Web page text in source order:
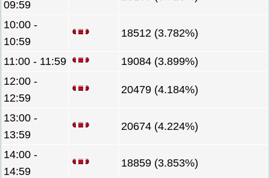
09:59
10:00 -
10:59
18512 (3.782%)
11:00 - 11:59
19084 (3.899%)
12:00 -
12:59
20479 (4.184%)
13:00 -
13:59
20674 (4.224%)
14:00 -
14:59
18859 (3.853%)